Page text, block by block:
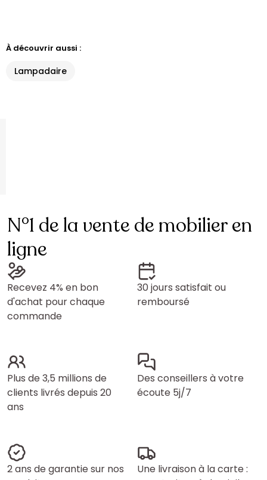
À découvrir aussi :
Lampadaire
N°1 de la vente de mobilier en
ligne
Recevez 4% en bon
d'achat pour chaque
commande
30 jours satisfait ou
remboursé
Plus de 3,5 millions de
clients livrés depuis 20
ans
Des conseillers à votre
écoute 5j/7
2 ans de garantie sur nos
Une livraison à la carte :